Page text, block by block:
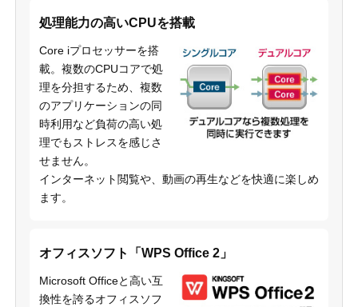
処理能力の高いCPUを搭載
Core iプロセッサーを搭
載。複数のCPUコアで処
理を分担するため、複数
のアプリケーションの同
時利用など負荷の高い処
理でもストレスを感じさ
せません。
インターネット閲覧や、動画の再生などを快適に楽しめ
ます。
オフィスソフト「WPS Office 2」
Microsoft Officeと高い互
換性を誇るオフィスソフ